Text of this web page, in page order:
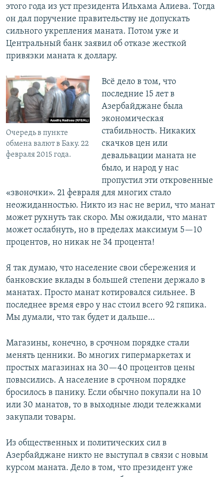
этого года из уст президента Ильхама Алиева. Тогда
он дал поручение правительству не допускать
сильного укрепления маната. Потом уже и
Центральный банк заявил об отказе жесткой
привязки маната к доллару.
Очередь в пункте
обмена валют в Баку. 22
февраля 2015 года.
Всё дело в том, что
последние 15 лет в
Азербайджане была
экономическая
стабильность. Никаких
скачков цен или
девальвации маната не
было, и народ у нас
пропустил эти откровенные
«звоночки». 21 февраля для многих стало
неожиданностью. Никто из нас не верил, что манат
может рухнуть так скоро. Мы ожидали, что манат
может ослабнуть, но в пределах максимум 5—10
процентов, но никак не 34 процента!
Я так думаю, что население свои сбережения и
банковские вклады в большей степени держало в
манатах. Просто манат котировался сильнее. В
последнее время евро у нас стоил всего 92 гяпика.
Мы думали, что так будет и дальше…
Магазины, конечно, в срочном порядке стали
менять ценники. Во многих гипермаркетах и
простых магазинах на 30—40 процентов цены
повысились. А население в срочном порядке
бросилось в панику. Если обычно покупали на 10
или 30 манатов, то в выходные люди тележками
закупали товары.
Из общественных и политических сил в
Азербайджане никто не выступал в связи с новым
курсом маната. Дело в том, что президент уже